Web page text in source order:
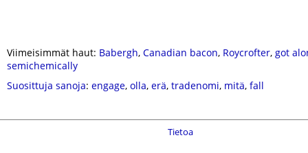
Viimeisimmät haut: Babergh, Canadian bacon, Roycrofter, got
semichemically
Suosittuja sanoja: engage, olla, erä, tradenomi, mitä, fall
Tietoa